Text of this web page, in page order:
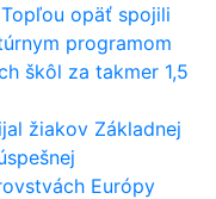
opäť spojili
programom
škôl za takmer 1,5
žiakov Základnej
Európy